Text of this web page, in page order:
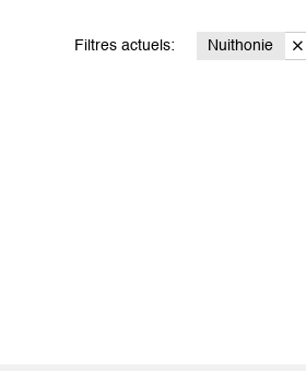
Filtres actuels: Nuithonie